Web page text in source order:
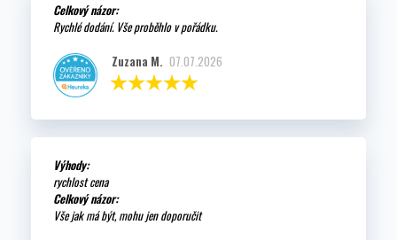
Celkový názor:
Rychlé dodání. Vše proběhlo v pořádku.
Zuzana M. 07.07.2026
Výhody:
rychlost cena
Celkový názor:
Vše jak má být, mohu jen doporučit